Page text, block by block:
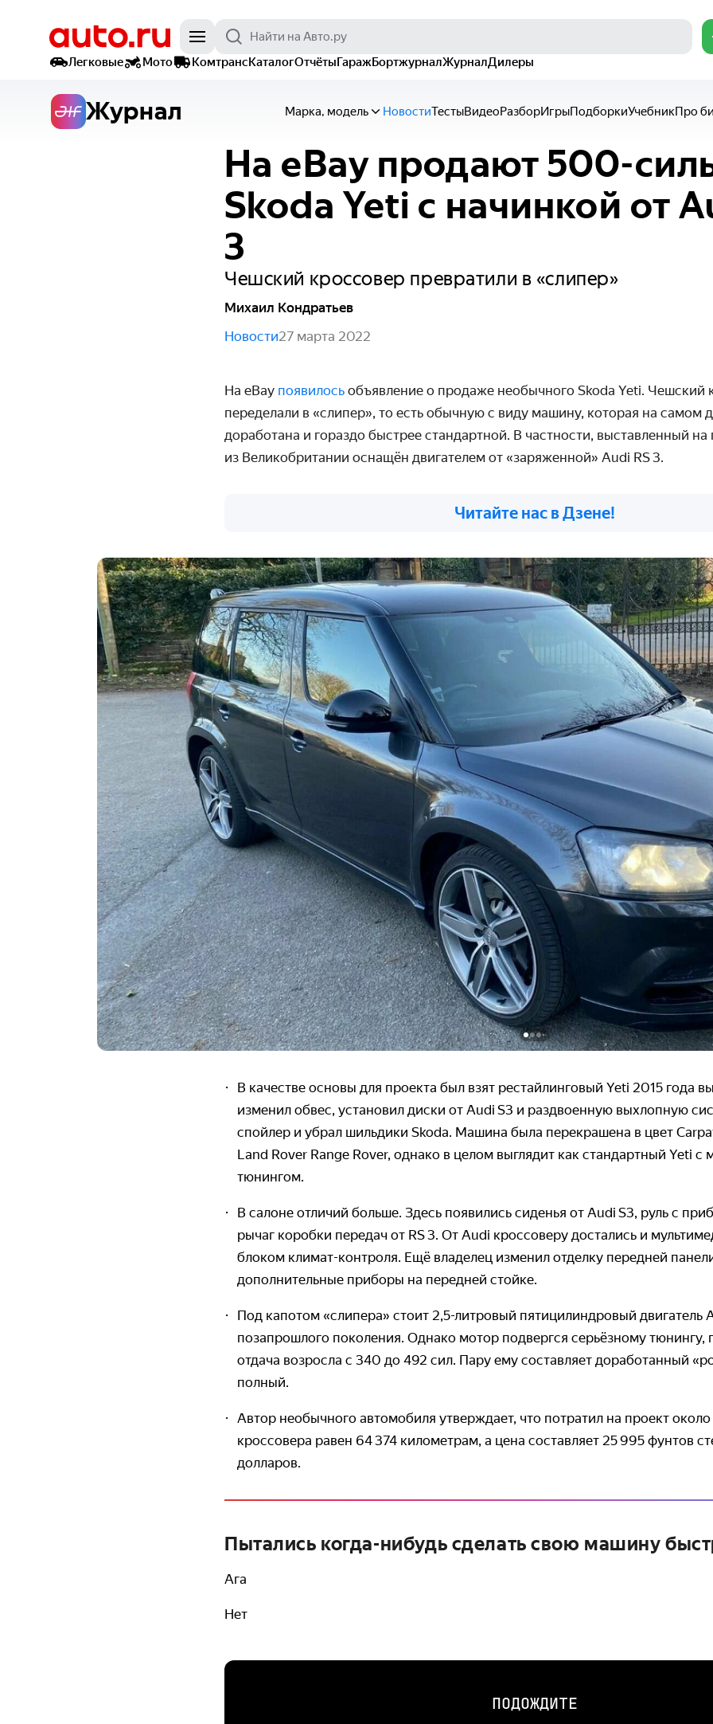
Легковые
Мото КомтрансКаталогОтчётыГаражБортжурналЖурналДилеры
Журнал Марка, модель НовостиТестыВидеоРазборИгрыПодборкиУчебникПро
На eBay продают 500-
Skoda Yeti с начинкой от
3
Чешский кроссовер превратили в «слипер»
Михаил Кондратьев
Новости27 марта 2022
На eBay появилось объявление о продаже необычного Skoda Yeti. Чешский
переделали в «слипер», то есть обычную с виду машину, которая на самом
доработана и гораздо быстрее стандартной. В частности, выставленный
из Великобритании оснащён двигателем от «заряженной» Audi RS 3.
Читайте нас в Дзене!
В качестве основы для проекта был взят рестайлинговый Yeti 2015 года
изменил обвес, установил диски от Audi S3 и раздвоенную выхлопную
спойлер и убрал шильдики Skoda. Машина была перекрашена в цвет
Land Rover Range Rover, однако в целом выглядит как стандартный Yeti
тюнингом.
В салоне отличий больше. Здесь появились сиденья от Audi S3, руль с
рычаг коробки передач от RS 3. От Audi кроссоверу достались и
блоком климат-контроля. Ещё владелец изменил отделку передней
дополни­тельные приборы на передней стойке.
Под капотом «слипера» стоит 2,5-литровый пятицилиндровый двигатель
позапрошлого поколения. Однако мотор подвергся серьёзному тюнингу,
отдача возросла с 340 до 492 сил. Пару ему составляет доработанный
полный.
Автор необычного автомобиля утверждает, что потратил на проект около
кроссовера равен 64 374 километрам, а цена составляет 25 995 фунтов
долларов.
Пытались когда-нибудь сделать свою машину
Ага
Нет
ПОДОЖДИТЕ